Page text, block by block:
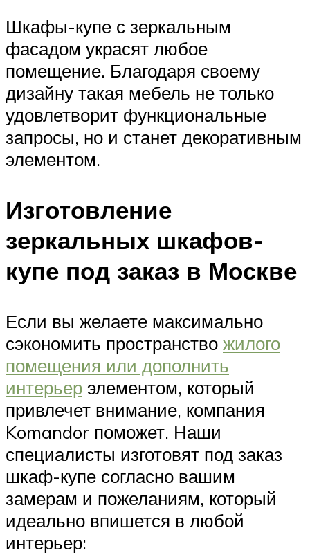
Шкафы-купе с зеркальным
фасадом украсят любое
помещение. Благодаря своему
дизайну такая мебель не только
удовлетворит функциональные
запросы, но и станет декоративным
элементом.
Изготовление
зеркальных шкафов-
купе под заказ в Москве
Если вы желаете максимально
сэкономить пространство жилого
помещения или дополнить
интерьер элементом, который
привлечет внимание, компания
Komandor поможет. Наши
специалисты изготовят под заказ
шкаф-купе согласно вашим
замерам и пожеланиям, который
идеально впишется в любой
интерьер: